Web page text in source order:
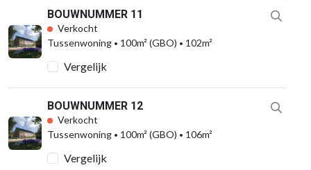
BOUWNUMMER 11
Verkocht
Tussenwoning
100m² (GBO) 102m²
Vergelijk
BOUWNUMMER 12
Verkocht
Tussenwoning
100m² (GBO) 106m²
Vergelijk